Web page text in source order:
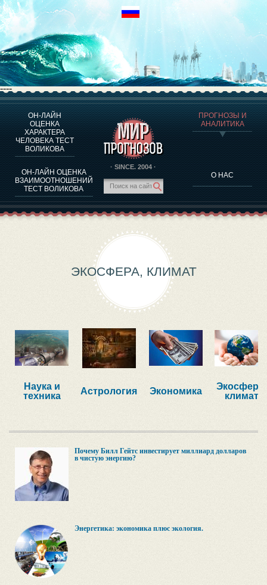
----
ОН-ЛАЙН
ОЦЕНКА
ХАРАКТЕРА
ЧЕЛОВЕКА ТЕСТ
ВОЛИКОВА
ОН-ЛАЙН ОЦЕНКА
ВЗАИМООТНОШЕНИЙ
ТЕСТ ВОЛИКОВА
· SINCE. 2004 ·
ПРОГНОЗЫ И
АНАЛИТИКА
О НАС
О ПРОГРАММЕ
ОЦЕНКА ХАРАКТЕРA ЧЕЛОВЕКА
ОЦЕНКА ХАРАКТЕРА ВЫДАЮЩИХСЯ ЛИЧНОСТЕЙ
О ПРОГРАММЕ
ТЕСТ НА СОВМЕСТИМОСТЬ ВОЛИКОВА
ПРОГНОЗЫ И АНАЛИТИКА
ЭКОСФЕРА, КЛИМАТ
Наука и
техника
Астрология Экономика
Экосфера,
климат
Почему Билл Гейтс инвестирует миллиард долларов
в чистую энергию?
Энергетика: экономика плюс экология.